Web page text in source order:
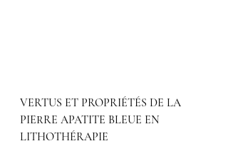
VERTUS ET PROPRIÉTÉS DE LA
PIERRE APATITE BLEUE EN
LITHOTHÉRAPIE